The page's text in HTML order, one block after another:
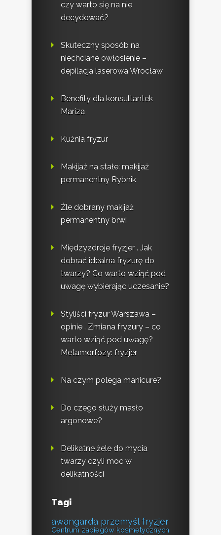
czy warto się na nie
decydować?
Skuteczny sposób na
niechciane owłosienie –
depilacja laserowa Wrocław
Benefity dla konsultantek
Mariza
Kuźnia fryzur
Makijaż na stałe: makijaż
permanentny Rybnik
Źle dobrany makijaż
permanentny brwi
Międzyzdroje fryzjer . Jak
dobrać idealna fryzurę do
twarzy? Co warto wziąć pod
uwagę wybierając uczesanie?
Styliści fryzur Warszawa –
opinie . Zmiana fryzury – co
warto wziąć pod uwagę?
Metamorfozy: fryzjer
Na czym polega manicure?
Do czego służy masło
argonowe?
Delikatne żele do mycia
twarzy czyli moc w
delikatności
Tagi
awangarda przemyśl fryzjer
Centrum zabiegów kosmetycznych